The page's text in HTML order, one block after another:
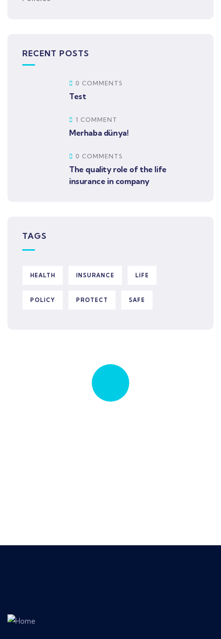
RECENT POSTS
0 COMMENTS
Test
1 COMMENT
Merhaba dünya!
0 COMMENTS
The quality role of the life
insurance in company
TAGS
HEALTH INSURANCE LIFE
POLICY PROTECT SAFE